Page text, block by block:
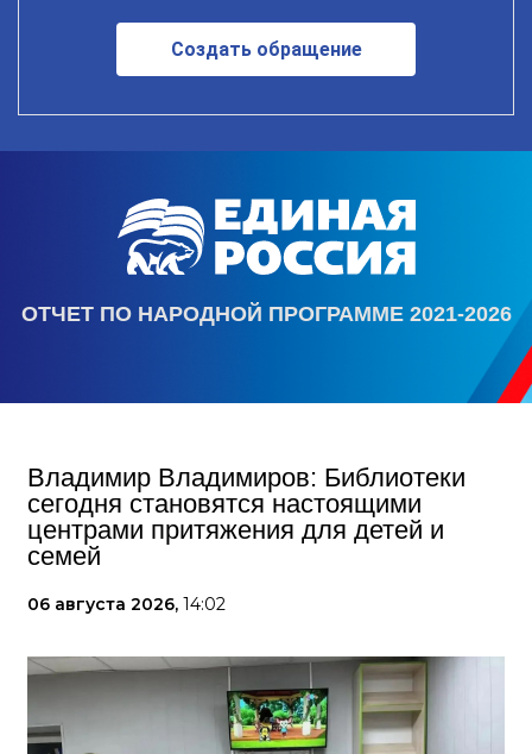
Создать обращение
ОТЧЕТ ПО НАРОДНОЙ ПРОГРАММЕ 2021-2026
Владимир Владимиров: Библиотеки
сегодня становятся настоящими
центрами притяжения для детей и
семей
06 августа 2026, 14:02